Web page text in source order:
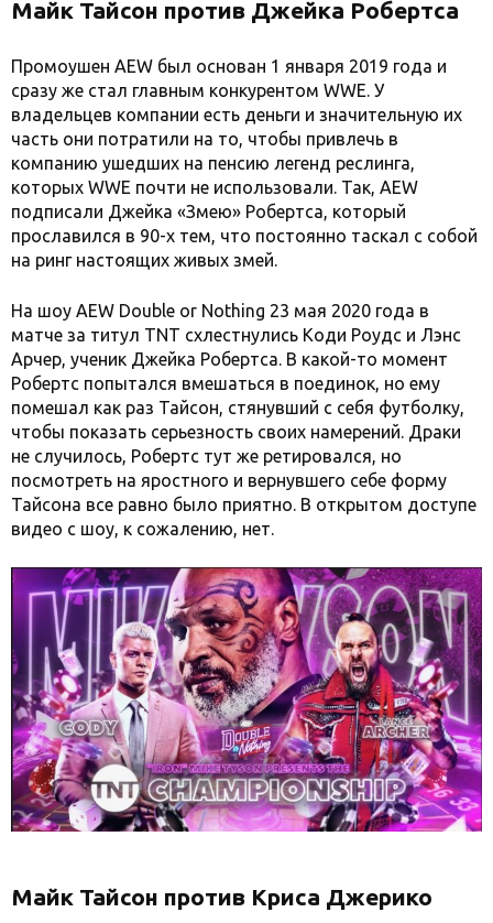
Майк Тайсон против Джейка Робертса
Промоушен AEW был основан 1 января 2019 года и
сразу же стал главным конкурентом WWE. У
владельцев компании есть деньги и значительную их
часть они потратили на то, чтобы привлечь в
компанию ушедших на пенсию легенд реслинга,
которых WWE почти не использовали. Так, AEW
подписали Джейка «Змею» Робертса, который
прославился в 90-х тем, что постоянно таскал с собой
на ринг настоящих живых змей.
На шоу AEW Double or Nothing 23 мая 2020 года в
матче за титул TNT схлестнулись Коди Роудс и Лэнс
Арчер, ученик Джейка Робертса. В какой-то момент
Робертс попытался вмешаться в поединок, но ему
помешал как раз Тайсон, стянувший с себя футболку,
чтобы показать серьезность своих намерений. Драки
не случилось, Робертс тут же ретировался, но
посмотреть на яростного и вернувшего себе форму
Тайсона все равно было приятно. В открытом доступе
видео с шоу, к сожалению, нет.
Майк Тайсон против Криса Джерико